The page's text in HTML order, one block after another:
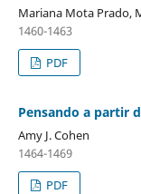
Mariana Mota Prado,
1460-1463
PDF
Pensando a partir
Amy J. Cohen
1464-1469
PDF